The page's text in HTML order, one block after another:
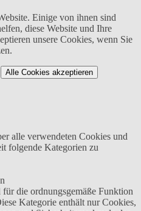
Einige von ihnen sind
diese Website und Ihre
unsere Cookies, wenn Sie
Alle Cookies akzeptieren
alle verwendeten Cookies und
folgende Kategorien zu
die ordnungsgemäße Funktion
Kategorie enthält nur Cookies,